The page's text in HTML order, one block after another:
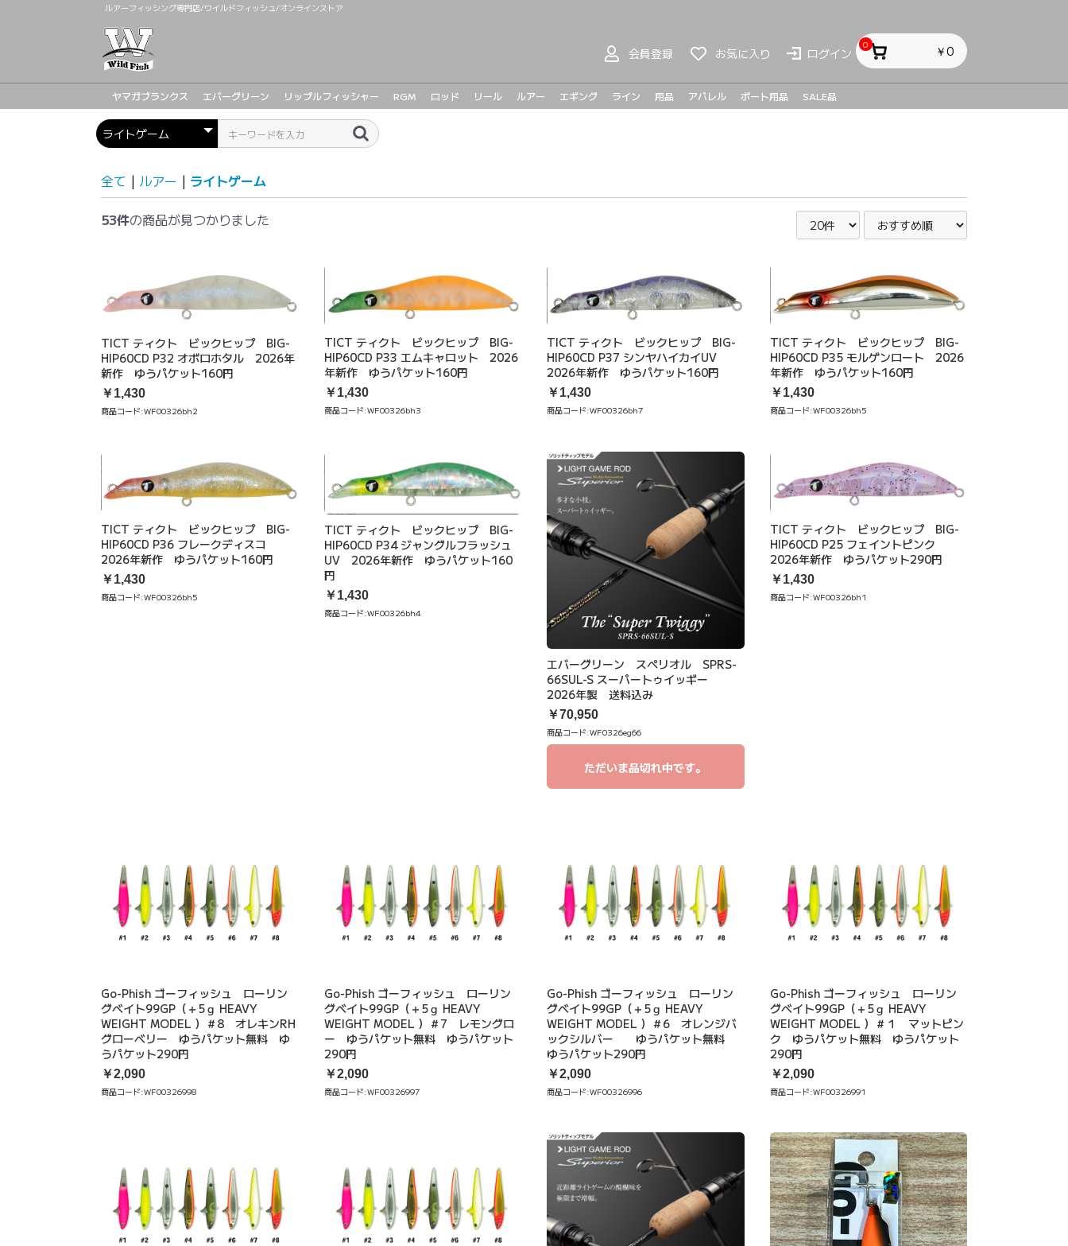
ルアーフィッシング専門店/ワイルドフィッシュ/オンラインストア
会員登録 お気に入り ログイン
0 ￥0
ヤマガブランクス エバーグリーン リップルフィッシャー RGM
ロッド
リール
ルアー
エギング ライン 用品 アパレル ボート用品 SALE品
全て | ルアー | ライトゲーム
53件の商品が見つかりました
TICT ティクト ビックヒップ BIG-
HIP60CD P32 オボロホタル 2026年
新作 ゆうパケット160円
￥1,430
商品コード:WF00326bh2
TICT ティクト ビックヒップ BIG-
HIP60CD P33 エムキャロット 2026
年新作 ゆうパケット160円
￥1,430
商品コード:WF00326bh3
TICT ティクト ビックヒップ BIG-
HIP60CD P37 シンヤハイカイUV
2026年新作 ゆうパケット160円
￥1,430
商品コード:WF00326bh7
TICT ティクト ビックヒップ BIG-
HIP60CD P35 モルゲンロート 2026
年新作 ゆうパケット160円
￥1,430
商品コード:WF00326bh5
TICT ティクト ビックヒップ BIG-
HIP60CD P36 フレークディスコ
2026年新作 ゆうパケット160円
￥1,430
商品コード:WF00326bh5
TICT ティクト ビックヒップ BIG-
HIP60CD P34 ジャングルフラッシュ
UV 2026年新作 ゆうパケット160
円
￥1,430
商品コード:WF00326bh4
エバーグリーン スペリオル SPRS-
66SUL-S スーパートゥイッギー
2026年製 送料込み
￥70,950
商品コード:WF0326eg66
ただいま品切れ中です。
TICT ティクト ビックヒップ BIG-
HIP60CD P25 フェイントピンク
2026年新作 ゆうパケット290円
￥1,430
商品コード:WF00326bh1
Go-Phish ゴーフィッシュ ローリン
グベイト99GP（＋5ｇ HEAVY
WEIGHT MODEL ）＃8 オレキンRH
グローベリー ゆうパケット無料 ゆ
うパケット290円
￥2,090
商品コード:WF00326998
Go-Phish ゴーフィッシュ ローリン
グベイト99GP（＋5ｇ HEAVY
WEIGHT MODEL ）＃7 レモングロ
ー ゆうパケット無料 ゆうパケット
290円
￥2,090
商品コード:WF00326997
Go-Phish ゴーフィッシュ ローリン
グベイト99GP（＋5ｇ HEAVY
WEIGHT MODEL ）＃6 オレンジバ
ックシルバー ゆうパケット無料
ゆうパケット290円
￥2,090
商品コード:WF00326996
Go-Phish ゴーフィッシュ ローリン
グベイト99GP（＋5ｇ HEAVY
WEIGHT MODEL ）＃１ マットピン
ク ゆうパケット無料 ゆうパケット
290円
￥2,090
商品コード:WF00326991